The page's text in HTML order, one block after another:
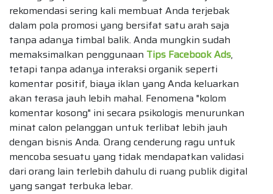
rekomendasi sering kali membuat Anda terjebak
dalam pola promosi yang bersifat satu arah saja
tanpa adanya timbal balik. Anda mungkin sudah
memaksimalkan penggunaan Tips Facebook Ads,
tetapi tanpa adanya interaksi organik seperti
komentar positif, biaya iklan yang Anda keluarkan
akan terasa jauh lebih mahal. Fenomena "kolom
komentar kosong" ini secara psikologis menurunkan
minat calon pelanggan untuk terlibat lebih jauh
dengan bisnis Anda. Orang cenderung ragu untuk
mencoba sesuatu yang tidak mendapatkan validasi
dari orang lain terlebih dahulu di ruang publik digital
yang sangat terbuka lebar.